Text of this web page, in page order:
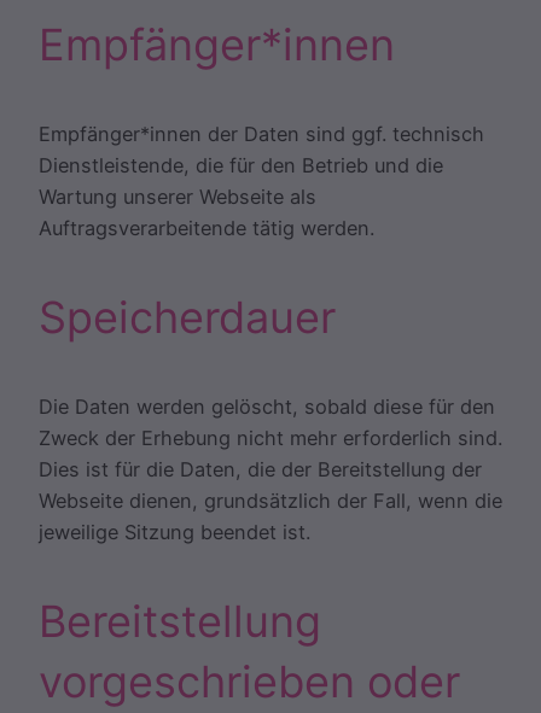
Empfänger*innen
Empfänger*innen der Daten sind ggf. technisch
Dienstleistende, die für den Betrieb und die
Wartung unserer Webseite als
Auftragsverarbeitende tätig werden.
Speicherdauer
Die Daten werden gelöscht, sobald diese für den
Zweck der Erhebung nicht mehr erforderlich sind.
Dies ist für die Daten, die der Bereitstellung der
Webseite dienen, grundsätzlich der Fall, wenn die
jeweilige Sitzung beendet ist.
Bereitstellung
vorgeschrieben oder